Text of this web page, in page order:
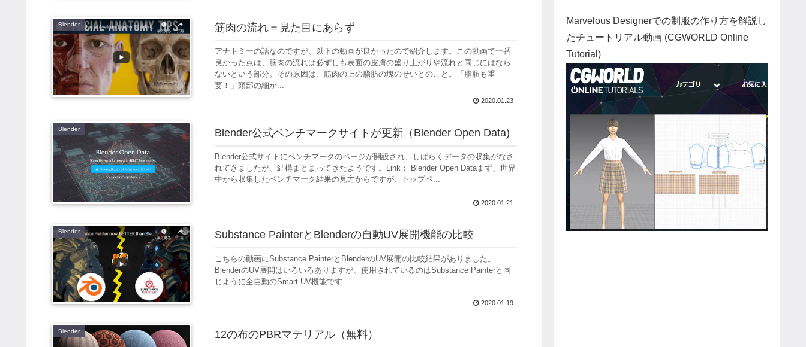
Blender 筋肉の流れ＝見た目にあらず
アナトミーの話なのですが、以下の動画が良かったので紹介します。この動画で一番
良かった点は、筋肉の流れは必ずしも表面の皮膚の盛り上がりや流れと同じにはなら
ないという部分。その原因は、筋肉の上の脂肪の塊のせいとのこと。「脂肪も重
要！」頭部の細か...
2020.01.23
Blender Blender公式ベンチマークサイトが更新（Blender Open Data)
Blender公式サイトにベンチマークのページが開設され、しばらくデータの収集がなさ
れてきましたが、結構まとまってきたようです。Link： Blender Open Dataまず、世界
中から収集したベンチマーク結果の見方からですが、トップペ...
2020.01.21
Blender Substance PainterとBlenderの自動UV展開機能の比較
こちらの動画にSubstance PainterとBlenderのUV展開の比較結果がありました。
BlenderのUV展開はいろいろありますが、使用されているのはSubstance Painterと同
じように全自動のSmart UV機能です...
2020.01.19
Blender 12の布のPBRマテリアル（無料）
Marvelous Designerでの制服の作り方を解説し
たチュートリアル動画 (CGWORLD Online
Tutorial)